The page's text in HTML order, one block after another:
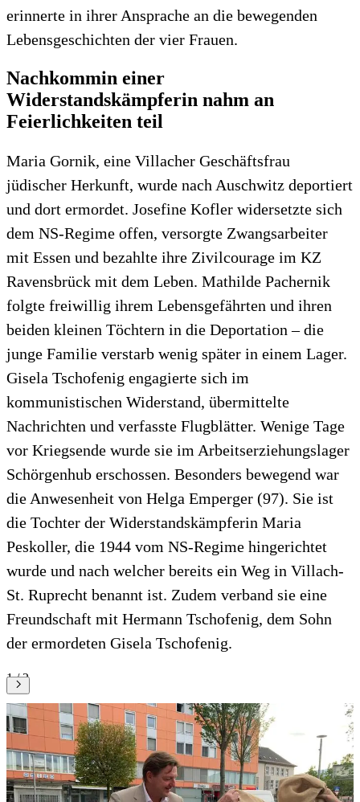
erinnerte in ihrer Ansprache an die bewegenden
Lebensgeschichten der vier Frauen.
Nachkommin einer
Widerstandskämpferin nahm an
Feierlichkeiten teil
Maria Gornik, eine Villacher Geschäftsfrau
jüdischer Herkunft, wurde nach Auschwitz deportiert
und dort ermordet. Josefine Kofler widersetzte sich
dem NS-Regime offen, versorgte Zwangsarbeiter
mit Essen und bezahlte ihre Zivilcourage im KZ
Ravensbrück mit dem Leben. Mathilde Pachernik
folgte freiwillig ihrem Lebensgefährten und ihren
beiden kleinen Töchtern in die Deportation – die
junge Familie verstarb wenig später in einem Lager.
Gisela Tschofenig engagierte sich im
kommunistischen Widerstand, übermittelte
Nachrichten und verfasste Flugblätter. Wenige Tage
vor Kriegsende wurde sie im Arbeitserziehungslager
Schörgenhub erschossen. Besonders bewegend war
die Anwesenheit von Helga Emperger (97). Sie ist
die Tochter der Widerstandskämpferin Maria
Peskoller, die 1944 vom NS-Regime hingerichtet
wurde und nach welcher bereits ein Weg in Villach-
St. Ruprecht benannt ist. Zudem verband sie eine
Freundschaft mit Hermann Tschofenig, dem Sohn
der ermordeten Gisela Tschofenig.
1 / 2